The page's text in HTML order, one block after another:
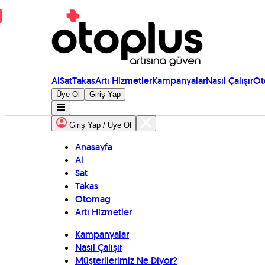
AlSatTakasArtı HizmetlerKampanyalarNasıl Çalışır
Üye Ol Giriş Yap
Giriş Yap / Üye Ol
Anasayfa
Al
Sat
Takas
Otomag
Artı Hizmetler
Kampanyalar
Nasıl Çalışır
Müşterilerimiz Ne Diyor?